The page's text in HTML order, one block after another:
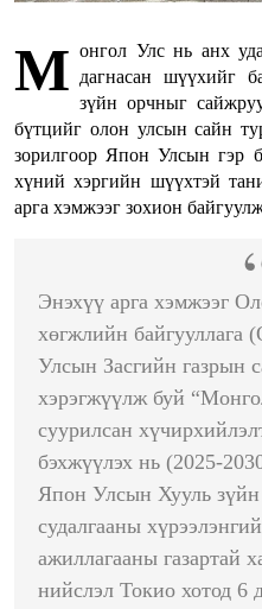
М онгол Улс нь анх
дагнасан шүүхийг
зүйн орчныг
бүтцийг олон улсын сайн
зорилгоор Япон Улсын гэр
хүний хэргийн шүүхтэй
арга хэмжээг зохион
Энэхүү арга хэмжээг
хөгжлийн
Улсын Засгийн газрын
хэрэгжүүлж буй
суурилсан
бэхжүүлэх нь (2025-
Япон Улсын Хууль
судалгааны
ажиллагааны газартай
нийслэл Токио хотод 6